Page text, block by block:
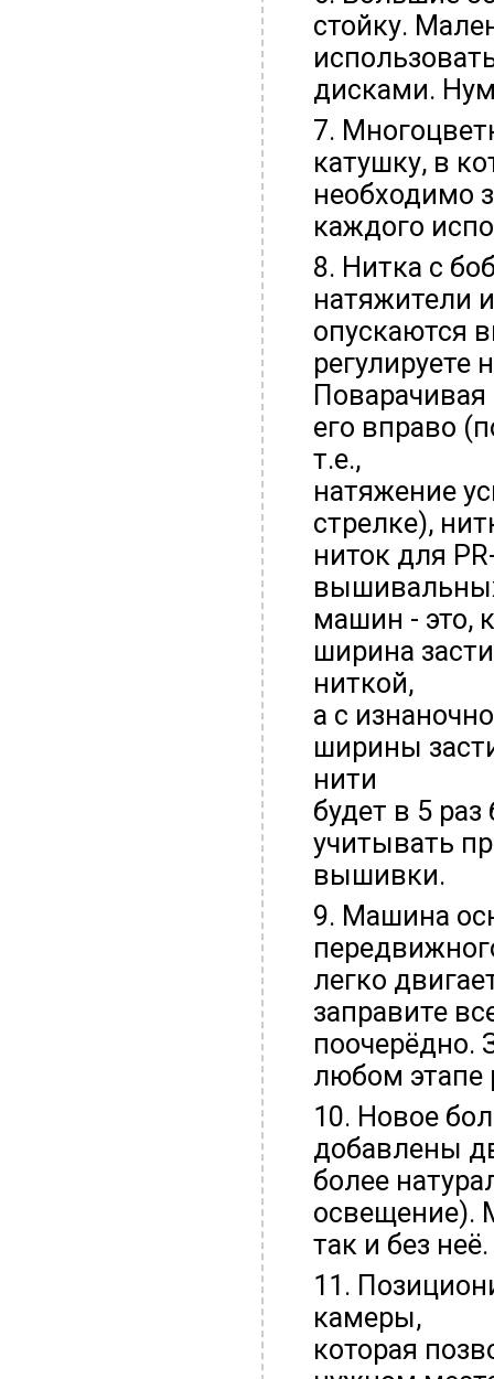
стойку.
дисками.
7.
катушку, в
необходимо
каждого
8. Нитка с
натяжители и
опускаются
регулируете
Поварачивая
его вправо
т.е.,
натяжение
стрелке),
ниток для
машин - это,
ширина
ниткой,
а с
ширины
нити
будет в 5
учитывать
вышивки.
9. Машина
легко
заправите
поочерёдно.
любом этапе
10. Новое
добавлены
более
освещение).
так и без неё.
11.
камеры,
которая